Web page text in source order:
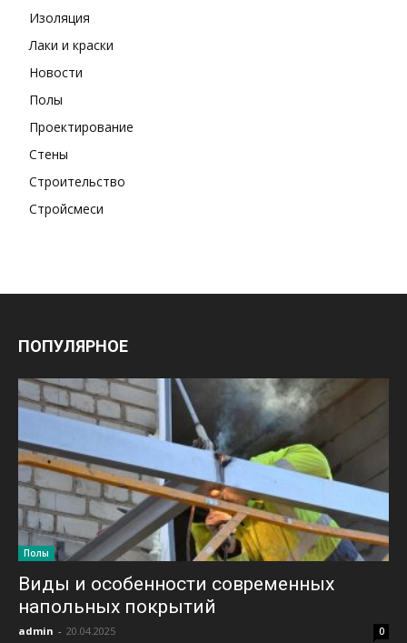
Изоляция
Лаки и краски
Новости
Полы
Проектирование
Стены
Строительство
Стройсмеси
ПОПУЛЯРНОЕ
Полы
Виды и особенности современных
напольных покрытий
admin - 20.04.2025 0